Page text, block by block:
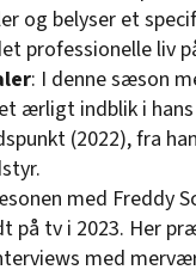
og belyser et
professionelle liv
: I denne sæson
ærligt indblik i hans
(2022), fra
med Freddy
på tv i 2023. Her
med